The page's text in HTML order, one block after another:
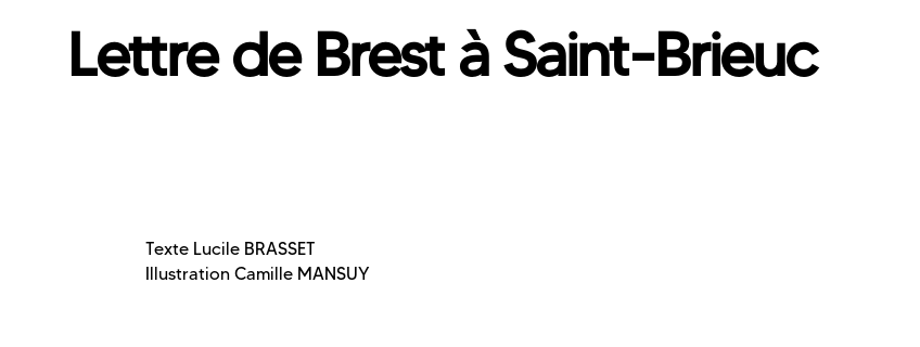
Lettre de Brest à Saint-Brieuc
Texte Lucile BRASSET
Illustration Camille MANSUY